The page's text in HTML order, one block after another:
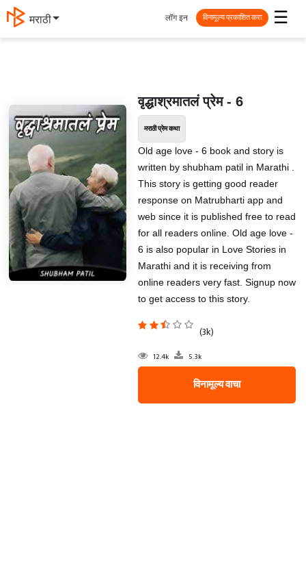
मराठी ☰
लॉग इन विनामूल्य प्रकाशित करा
वृद्धाश्रमातलं प्रेम - 6
मराठी प्रेम कथा
Old age love - 6 book and story is
written by shubham patil in Marathi .
This story is getting good reader
response on Matrubharti app and
web since it is published free to read
for all readers online. Old age love -
6 is also popular in Love Stories in
Marathi and it is receiving from
online readers very fast. Signup now
to get access to this story.
(3k)
12.4k 5.3k
विनामूल्य वाचा